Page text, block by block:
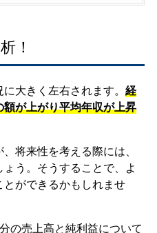
！
大きく左右されます。 経
が上がり平均年収が上昇
将来性を考える際には、
う。そうすることで、よ
とができるかもしれませ
の売上高と純利益について